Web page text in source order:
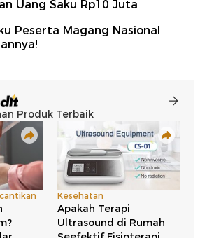
Uang Saku Rp10 Juta
Peserta Magang Nasional